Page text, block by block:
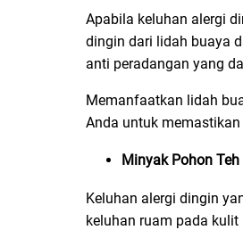
Apabila keluhan alergi
dingin dari lidah buaya
anti peradangan yang
Memanfaatkan lidah
Anda untuk
Minyak Pohon Teh
Keluhan alergi dingin
keluhan ruam pada